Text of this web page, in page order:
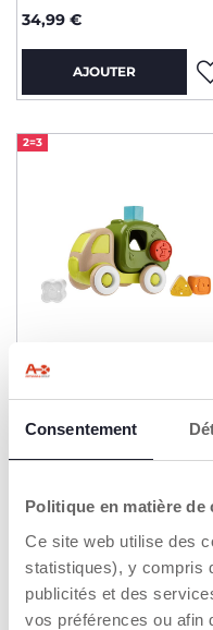
Consentement
Politique en matière de
Ce site web utilise des
statistiques), y compris
publicités et des
vos préférences ou afin
34,99 €
AJOUTER
2=3
14,99 €